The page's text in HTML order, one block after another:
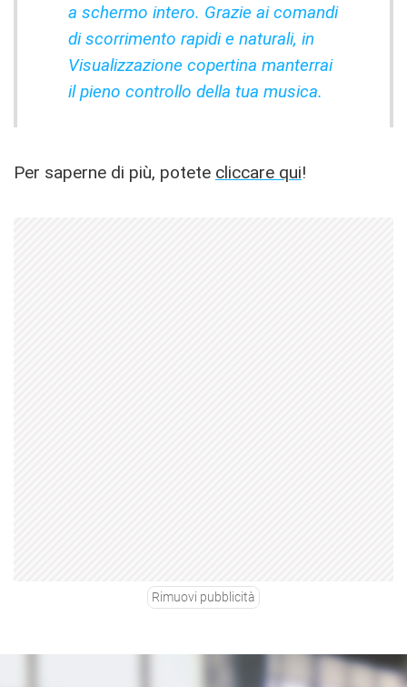
a schermo intero. Grazie ai comandi
di scorrimento rapidi e naturali, in
Visualizzazione copertina manterrai
il pieno controllo della tua musica.
Per saperne di più, potete cliccare qui!
Rimuovi pubblicità